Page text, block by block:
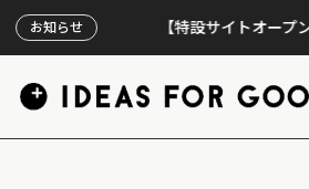
お知らせ 【特設サイトオープン】映